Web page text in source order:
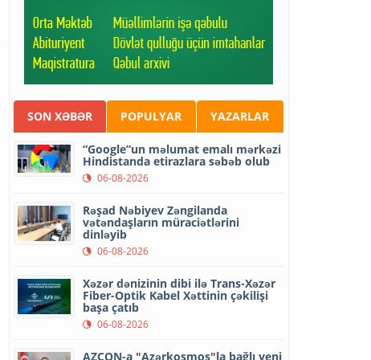
SON XƏBƏR POPULYAR YAZARLAR
“Google”un məlumat emalı mərkəzi
Hindistanda etirazlara səbəb olub
06-08-2026
Rəşad Nəbiyev Zəngilanda
vətəndaşların müraciətlərini
dinləyib
06-08-2026
Xəzər dənizinin dibi ilə Trans-Xəzər
Fiber-Optik Kabel Xəttinin çəkilişi
başa çatıb
06-08-2026
AZCON-a "Azərkosmos"la bağlı yeni